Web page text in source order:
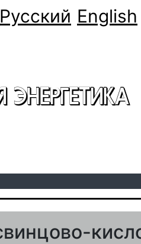
Русский English